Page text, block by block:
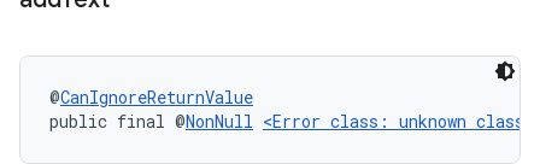
@CanIgnoreReturnValue
public final @NonNull <Error class: unknown class>